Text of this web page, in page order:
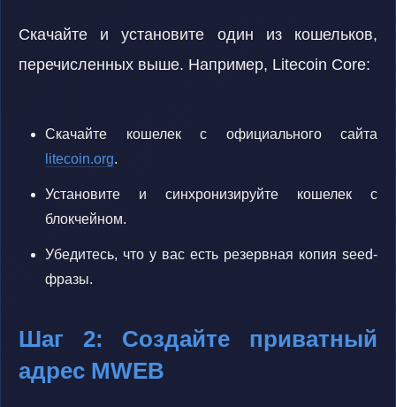
Скачайте и установите один из кошельков,
перечисленных выше. Например, Litecoin Core:
Скачайте кошелек с официального сайта
litecoin.org.
Установите и синхронизируйте кошелек с
блокчейном.
Убедитесь, что у вас есть резервная копия seed-
фразы.
Шаг 2: Создайте приватный
адрес MWEB